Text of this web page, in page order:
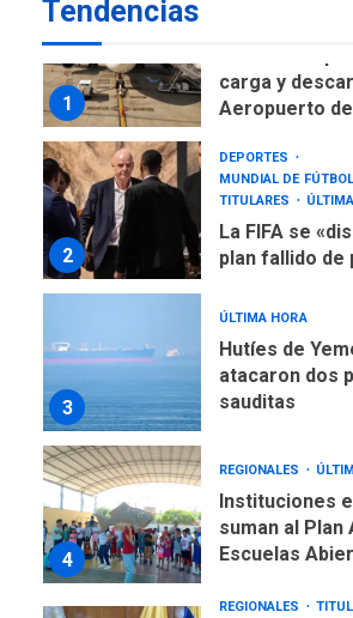
Tendencias
1
carga y
Aeropuerto
2
DEPORTES
MUNDIAL DE
TITULARES
La FIFA se
plan fallido de
3
ÚLTIMA HORA
Hutíes de
atacaron dos
sauditas
4
REGIONALES
Instituciones
suman al Plan
Escuelas
REGIONALES